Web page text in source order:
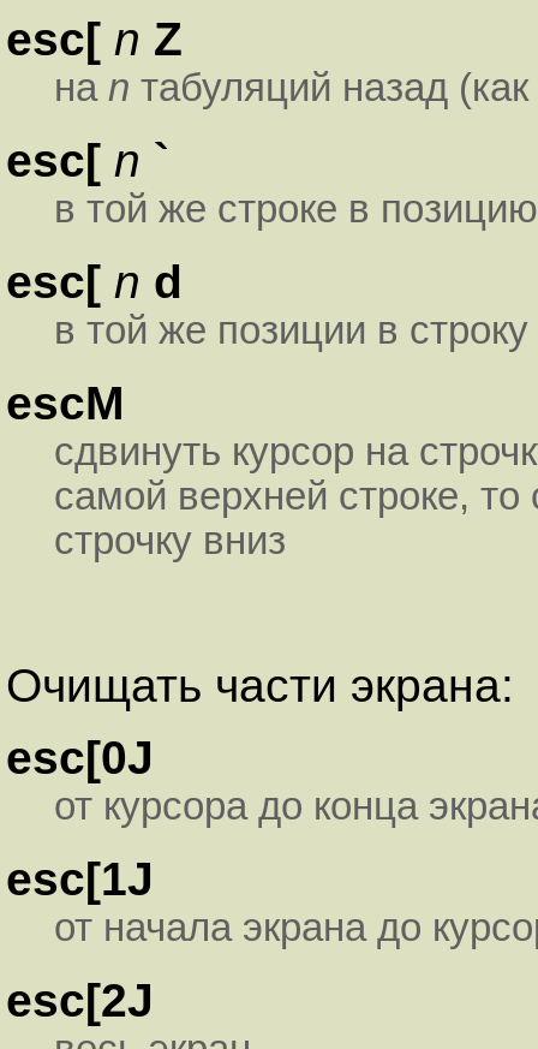
esc[ n Z
на n табуляций назад (как
esc[ n `
в той же строке в
esc[ n d
в той же позиции в строку
escM
сдвинуть курсор на
самой верхней строке,
строчку вниз
Очищать части экрана:
esc[0J
от курсора до конца
esc[1J
от начала экрана до
esc[2J